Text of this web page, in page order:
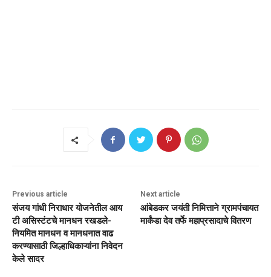
Previous article
संजय गांधी निराधार योजनेतील आय
टी असिस्टंटचे मानधन रखडले-
नियमित मानधन व मानधनात वाढ
करण्यासाठी जिल्हाधिकाऱ्यांना निवेदन
केले सादर
Next article
आंबेडकर जयंती निमित्ताने ग्रामपंचायत
मार्कंडा देव तर्फे महाप्रसादाचे वितरण